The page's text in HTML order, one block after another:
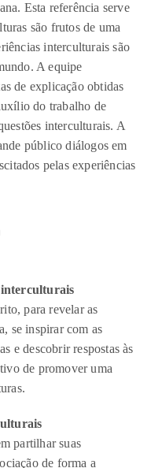
Esta referência serve
são frutos de uma
interculturais são
A equipe
de explicação obtidas
do trabalho de
interculturais. A
público diálogos em
pelas experiências
para revelar as
se inspirar com as
e descobrir respostas às
de promover uma
partilhar suas
de forma a